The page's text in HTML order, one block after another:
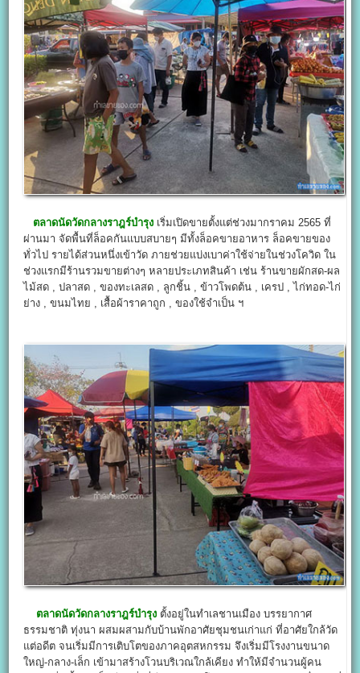
ตลาดนัดวัดกลางราฎร์บำรุง เริ่มเปิดขายตั้งแต่ช่วงมากราคม 2565 ที่
ผ่านมา จัดพื้นที่ล็อคกันแบบสบายๆ มีทั้งล็อคขายอาหาร ล็อคขายของ
ทั่วไป รายได้ส่วนหนึ่งเข้าวัด ภายช่วยแบ่งเบาค่าใช้จ่ายในช่วงโควิด ใน
ช่วงแรกมีร้านรวมขายต่างๆ หลายประเภทสินค้า เช่น ร้านขายผักสด-ผล
ไม้สด , ปลาสด , ของทะเลสด , ลูกชิ้น , ข้าวโพดต้น , เครป , ไก่ทอด-ไก่
ย่าง , ขนมไทย , เสื้อผ้าราคาถูก , ของใช้จำเป็น ฯ
ตลาดนัดวัดกลางราฎร์บำรุง ตั้งอยู่ในทำเลชานเมือง บรรยากาศ
ธรรมชาติ ทุ่งนา ผสมผสามกับบ้านพักอาศัยชุมชนเก่าแก่ ที่อาศัยใกล้วัด
แต่อดีต จนเริ่มมีการเติบโตของภาคอุตสหกรรม จึงเริ่มมีโรงงานขนาด
ใหญ่-กลาง-เล็ก เข้ามาสร้างโวนบริเวณใกล้เคียง ทำให้มีจำนวนผู้คน